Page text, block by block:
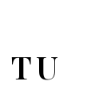
TU